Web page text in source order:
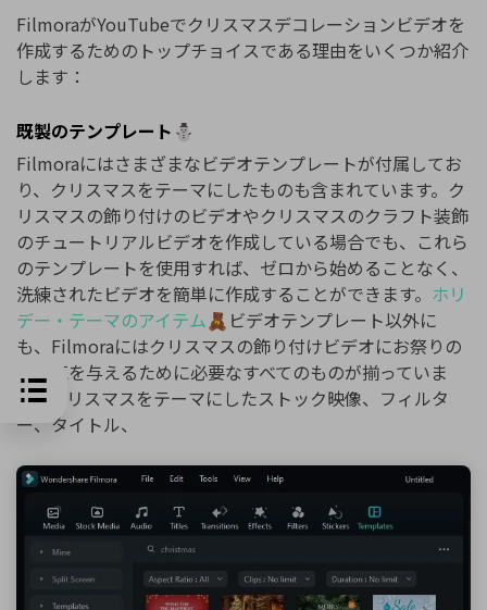
FilmoraがYouTubeでクリスマスデコレーションビデオを
作成するためのトップチョイスである理由をいくつか紹介
します：
既製のテンプレート⛄
Filmoraにはさまざまなビデオテンプレートが付属してお
り、クリスマスをテーマにしたものも含まれています。ク
リスマスの飾り付けのビデオやクリスマスのクラフト装飾
のチュートリアルビデオを作成している場合でも、これら
のテンプレートを使用すれば、ゼロから始めることなく、
洗練されたビデオを簡単に作成することができます。 ホリ
デー・テーマのアイテム🧸 ビデオテンプレート以外に
も、Filmoraにはクリスマスの飾り付けビデオにお祭りの
雰囲気を与えるために必要なすべてのものが揃っていま
す。クリスマスをテーマにしたストック映像、フィルタ
ー、タイトル、